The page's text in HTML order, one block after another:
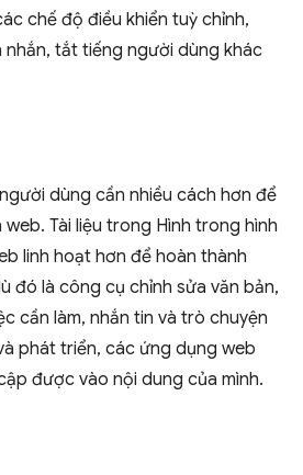
chế độ điều khiển tuỳ chỉnh,
nhắn, tắt tiếng người dùng khác
dùng cần nhiều cách hơn để
Tài liệu trong Hình trong hình
linh hoạt hơn để hoàn thành
đó là công cụ chỉnh sửa văn bản,
cần làm, nhắn tin và trò chuyện
phát triển, các ứng dụng web
được vào nội dung của mình.